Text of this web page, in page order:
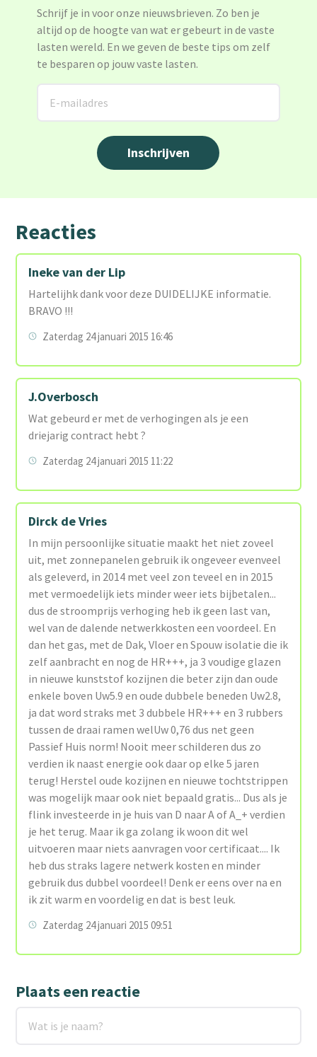
Schrijf je in voor onze nieuwsbrieven. Zo ben je
altijd op de hoogte van wat er gebeurt in de vaste
lasten wereld. En we geven de beste tips om zelf
te besparen op jouw vaste lasten.
Reacties
Ineke van der Lip
Hartelijhk dank voor deze DUIDELIJKE informatie.
BRAVO !!!
Zaterdag 24 januari 2015 16:46
J.Overbosch
Wat gebeurd er met de verhogingen als je een
driejarig contract hebt ?
Zaterdag 24 januari 2015 11:22
Dirck de Vries
In mijn persoonlijke situatie maakt het niet zoveel
uit, met zonnepanelen gebruik ik ongeveer evenveel
als geleverd, in 2014 met veel zon teveel en in 2015
met vermoedelijk iets minder weer iets bijbetalen...
dus de stroomprijs verhoging heb ik geen last van,
wel van de dalende netwerkkosten een voordeel. En
dan het gas, met de Dak, Vloer en Spouw isolatie die ik
zelf aanbracht en nog de HR+++, ja 3 voudige glazen
in nieuwe kunststof kozijnen die beter zijn dan oude
enkele boven Uw5.9 en oude dubbele beneden Uw2.8,
ja dat word straks met 3 dubbele HR+++ en 3 rubbers
tussen de draai ramen welUw 0,76 dus net geen
Passief Huis norm! Nooit meer schilderen dus zo
verdien ik naast energie ook daar op elke 5 jaren
terug! Herstel oude kozijnen en nieuwe tochtstrippen
was mogelijk maar ook niet bepaald gratis... Dus als je
flink investeerde in je huis van D naar A of A_+ verdien
je het terug. Maar ik ga zolang ik woon dit wel
uitvoeren maar niets aanvragen voor certificaat.... Ik
heb dus straks lagere netwerk kosten en minder
gebruik dus dubbel voordeel! Denk er eens over na en
ik zit warm en voordelig en dat is best leuk.
Zaterdag 24 januari 2015 09:51
Plaats een reactie